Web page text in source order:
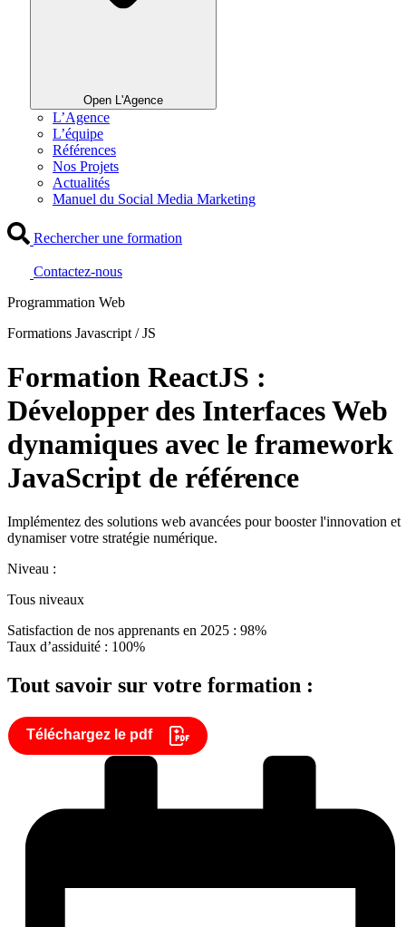
Open L'Agence
L’Agence
L’équipe
Références
Nos Projets
Actualités
Manuel du Social Media Marketing
Rechercher une formation
Contactez-nous
Programmation Web
Formations Javascript / JS
Formation ReactJS :
Développer des Interfaces Web
dynamiques avec le framework
JavaScript de référence
Implémentez des solutions web avancées pour booster l'innovation et
dynamiser votre stratégie numérique.
Niveau :
Tous niveaux
Satisfaction de nos apprenants en 2025 : 98%
Taux d’assiduité : 100%
Tout savoir sur votre formation :
Téléchargez le pdf